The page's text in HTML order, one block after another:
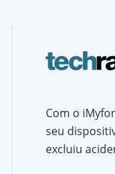
Com o
seu
excluiu